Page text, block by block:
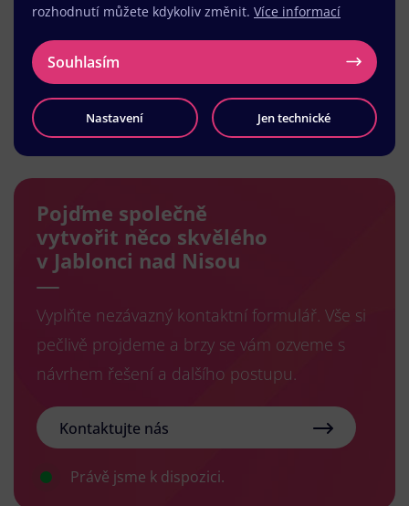
Načíst další
Pojďme společně
vytvořit něco skvělého
v Jablonci nad Nisou
Vyplňte nezávazný kontaktní formulář. Vše si
pečlivě projdeme a brzy se vám ozveme s
návrhem řešení a dalšího postupu.
Kontaktujte nás
Právě jsme k dispozici.
rozhodnutí můžete kdykoliv změnit. Více informací
Souhlasím
Nastavení Jen technické